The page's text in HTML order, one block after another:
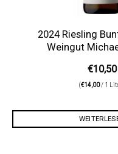
2024 Riesling
Weingut
€10,50
(€14,00/ 1